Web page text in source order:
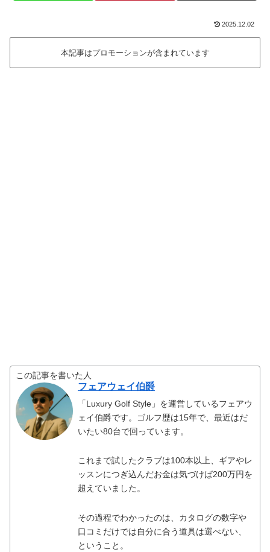
2025.12.02
本記事はプロモーションが含まれています
この記事を書いた人
フェアウェイ伯爵
「Luxury Golf Style」を運営しているフェアウ
ェイ伯爵です。ゴルフ歴は15年で、最近はだ
いたい80台で回っています。
これまで試したクラブは100本以上、ギアやレ
ッスンにつぎ込んだお金は気づけば200万円を
超えていました。
その過程でわかったのは、カタログの数字や
口コミだけでは自分に合う道具は選べない、
ということ。